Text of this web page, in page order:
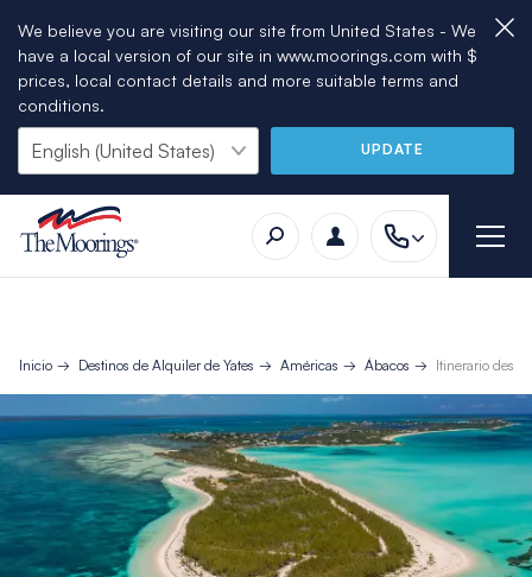
We believe you are visiting our site from United States - We
have a local version of our site in www.moorings.com with $
prices, local contact details and more suitable terms and
conditions.
UPDATE
Inicio Destinos de Alquiler de Yates Américas Ábacos Itinerario